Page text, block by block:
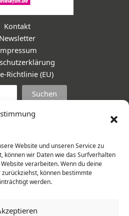
Website und unseren Service zu
können wir Daten wie das Surfverhalten
verarbeiten. Wenn du deine
können bestimmte
werden.
Kontakt
Newsletter
Richtlinie (EU)
Suchen